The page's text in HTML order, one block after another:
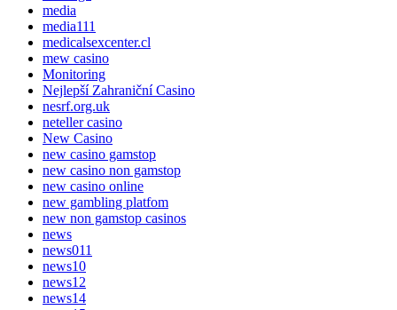
media
media111
medicalsexcenter.cl
mew casino
Monitoring
Nejlepší Zahraniční Casino
nesrf.org.uk
neteller casino
New Casino
new casino gamstop
new casino non gamstop
new casino online
new gambling platfom
new non gamstop casinos
news
news011
news10
news12
news14